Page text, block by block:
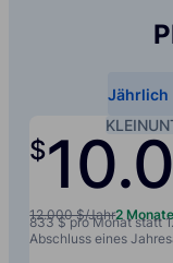
Jährlich
$
12.000 $/Jahr2
833 $ pro Monat statt
Abschluss eines